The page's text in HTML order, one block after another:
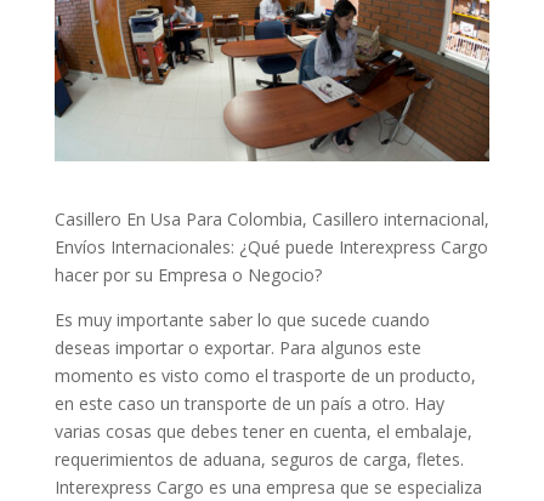
Casillero En Usa Para Colombia, Casillero internacional,
Envíos Internacionales: ¿Qué puede Interexpress Cargo
hacer por su Empresa o Negocio?
Es muy importante saber lo que sucede cuando
deseas importar o exportar. Para algunos este
momento es visto como el trasporte de un producto,
en este caso un transporte de un país a otro. Hay
varias cosas que debes tener en cuenta, el embalaje,
requerimientos de aduana, seguros de carga, fletes.
Interexpress Cargo es una empresa que se especializa